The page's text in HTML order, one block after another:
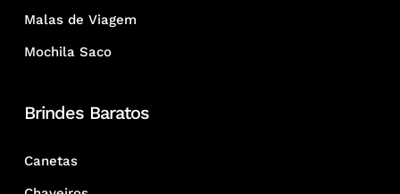
Malas de Viagem
Mochila Saco
Brindes Baratos
Canetas